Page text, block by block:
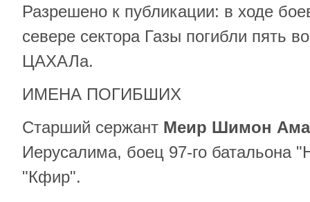
Разрешено к публикации: в ходе
севере сектора Газы погибли пять
ЦАХАЛа.
ИМЕНА ПОГИБШИХ
Старший сержант Меир Шимон
Иерусалима, боец ​​97-го батальона
"Кфир".